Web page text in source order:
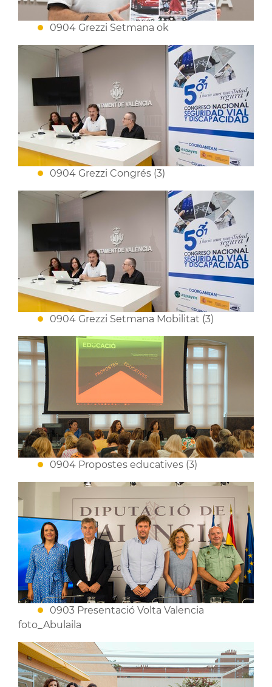
0904 Grezzi Setmana ok
0904 Grezzi Congrés (3)
0904 Grezzi Setmana Mobilitat (3)
0904 Propostes educatives (3)
0903 Presentació Volta Valencia
foto_Abulaila